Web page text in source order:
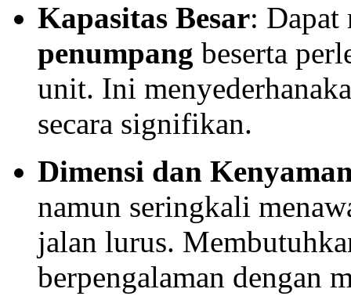
Kapasitas Besar:
penumpang beserta
unit. Ini
secara signifikan.
Dimensi dan
namun seringkali
jalan lurus.
berpengalaman dengan